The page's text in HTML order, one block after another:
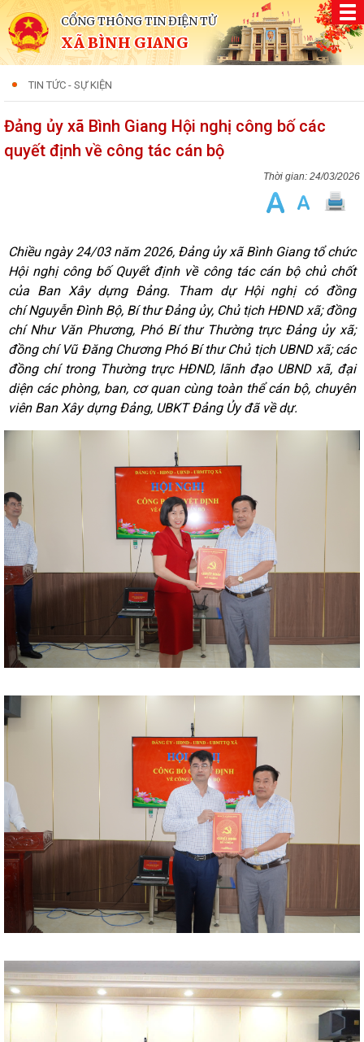
CỔNG THÔNG TIN ĐIỆN TỬ
XÃ BÌNH GIANG
TIN TỨC - SỰ KIỆN
Đảng ủy xã Bình Giang Hội nghị công bố các
quyết định về công tác cán bộ
24/03/2026
Chiều ngày 24/03 năm 2026, Đảng ủy xã Bình Giang tổ chức
Hội nghị công bố Quyết định về công tác cán bộ chủ chốt
của Ban Xây dựng Đảng. Tham dự Hội nghị có đồng
chí Nguyễn Đình Bộ, Bí thư Đảng ủy, Chủ tịch HĐND xã; đồng
chí Như Văn Phương, Phó Bí thư Thường trực Đảng ủy xã;
đồng chí Vũ Đăng Chương Phó Bí thư Chủ tịch UBND xã; các
đồng chí trong Thường trực HĐND, lãnh đạo UBND xã, đại
diện các phòng, ban, cơ quan cùng toàn thể cán bộ, chuyên
viên Ban Xây dựng Đảng, UBKT Đảng Ủy đã về dự.